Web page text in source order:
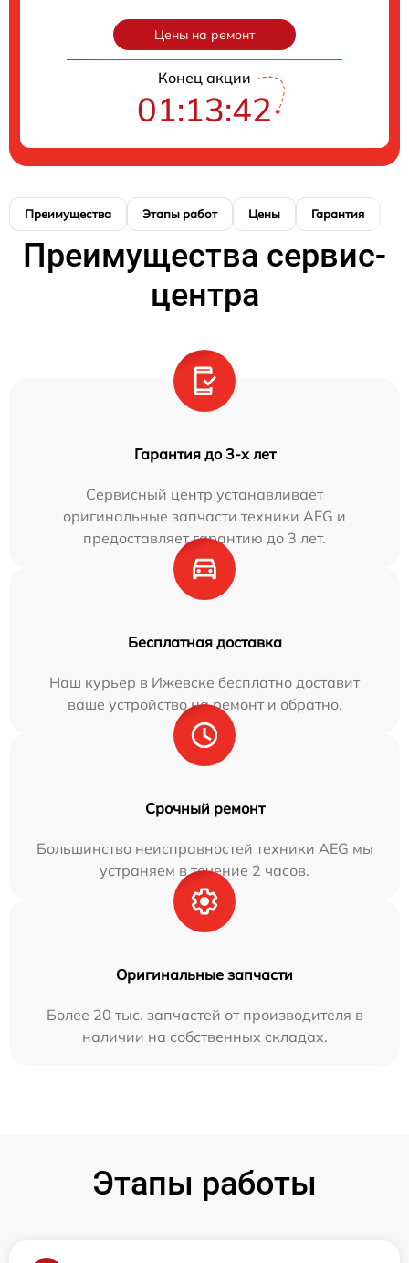
Цены на ремонт
Конец акции
01:13:41
Преимущества Этапы работ Цены Гарантия
Преимущества сервис-
центра
Гарантия до 3-х лет
Сервисный центр устанавливает
оригинальные запчасти техники AEG и
предоставляет гарантию до 3 лет.
Бесплатная доставка
Наш курьер в Ижевске бесплатно доставит
ваше устройство на ремонт и обратно.
Срочный ремонт
Большинство неисправностей техники AEG мы
устраняем в течение 2 часов.
Оригинальные запчасти
Более 20 тыс. запчастей от производителя в
наличии на собственных складах.
Этапы работы